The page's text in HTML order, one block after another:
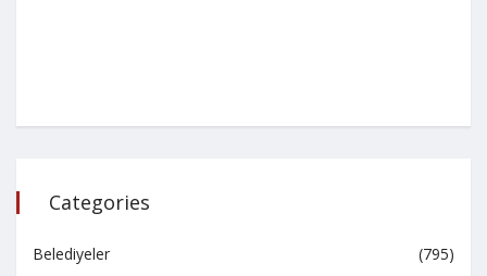
Categories
Belediyeler (795)